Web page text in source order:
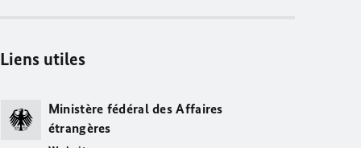
Liens utiles
Ministère fédéral des Affaires
étrangères